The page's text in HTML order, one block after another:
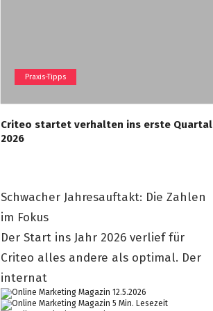
Praxis-Tipps
Criteo startet verhalten ins erste Quartal
2026
Schwacher Jahresauftakt: Die Zahlen
im Fokus
Der Start ins Jahr 2026 verlief für
Criteo alles andere als optimal. Der
internat
12.5.2026
5 Min. Lesezeit